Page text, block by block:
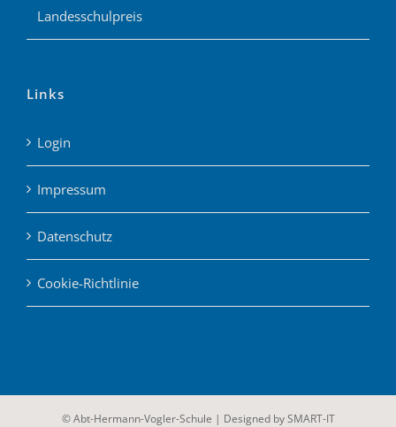
Landesschulpreis
Links
Login
Impressum
Datenschutz
Cookie-Richtlinie
© Abt-Hermann-Vogler-Schule | Designed bySMART-IT